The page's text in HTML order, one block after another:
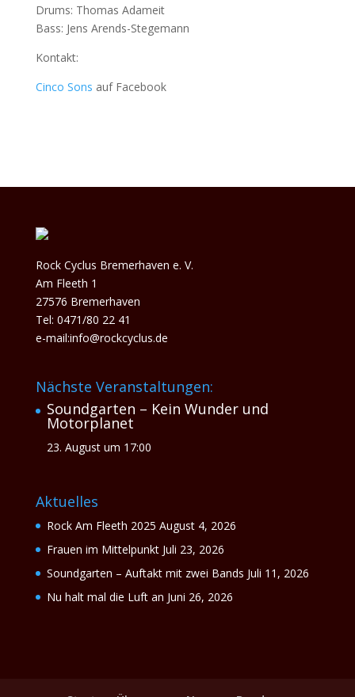
Drums: Thomas Adameit
Bass: Jens Arends-Stegemann
Kontakt:
Cinco Sons auf Facebook
Rock Cyclus Bremerhaven e. V.
Am Fleeth 1
27576 Bremerhaven
Tel: 0471/80 22 41
e-mail:info@rockcyclus.de
Nächste Veranstaltungen:
Soundgarten – Kein Wunder und
Motorplanet
23. August um 17:00
Aktuelles
Rock Am Fleeth 2025 August 4, 2026
Frauen im Mittelpunkt Juli 23, 2026
Soundgarten – Auftakt mit zwei Bands Juli 11, 2026
Nu halt mal die Luft an Juni 26, 2026